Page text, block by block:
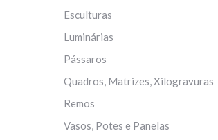
Esculturas
Luminárias
Pássaros
Quadros, Matrizes, Xilogravuras
Remos
Vasos, Potes e Panelas